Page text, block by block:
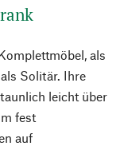
als
Solitär. Ihre
leicht über
fest
auf